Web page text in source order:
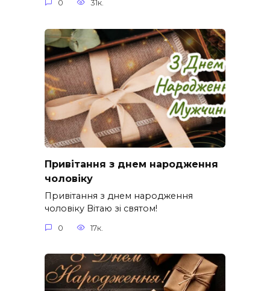
0 31к.
Привітання з днем народження
чоловіку
Привітання з днем народження
чоловіку Вітаю зі святом!
0 17к.